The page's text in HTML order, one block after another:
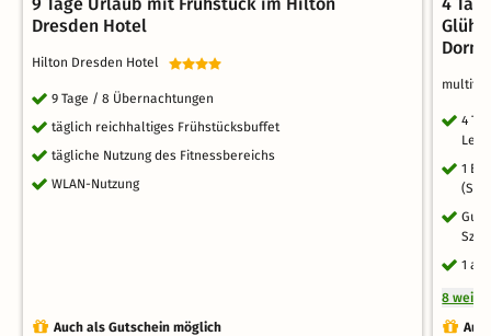
Dresden Hotel
Hilton Dresden Hotel
9 Tage / 8 Übernachtungen
täglich reichhaltiges Frühstücksbuffet
tägliche Nutzung des Fitnessbereichs
WLAN-Nutzung
Auch als Gutschein möglich
Dorm
4
1
1
8